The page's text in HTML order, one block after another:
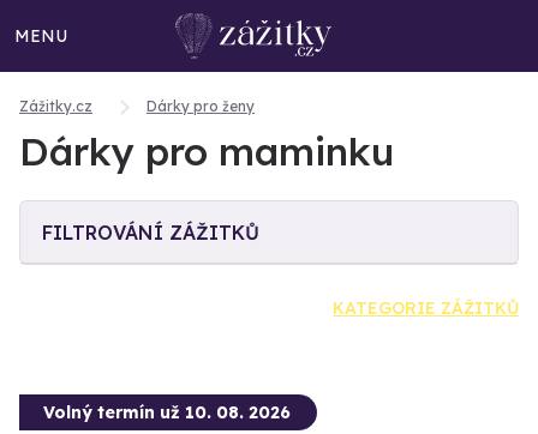
MENU
Zážitky.cz Dárky pro ženy
Dárky pro maminku
FILTROVÁNÍ ZÁŽITKŮ
KATEGORIE ZÁŽITKŮ
Volný termín už 10. 08. 2026